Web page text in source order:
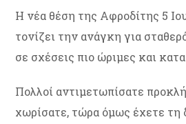
Η νέα θέση της Αφροδίτης 5
τονίζει την ανάγκη για
σε σχέσεις πιο ώριμες και
Πολλοί αντιμετωπίσατε
χωρίσατε, τώρα όμως έχετε τη